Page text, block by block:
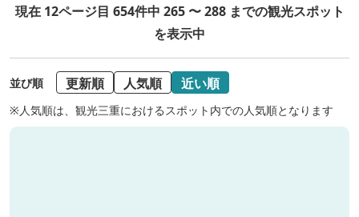
現在 12ページ目 654件中 265 〜 288 までの観光スポット
を表示中
並び順 更新順 人気順 近い順
※人気順は、観光三重におけるスポット内での人気順となります